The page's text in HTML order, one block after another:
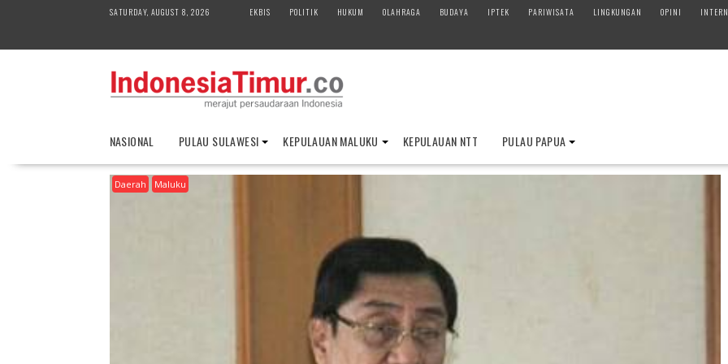
SATURDAY, AUGUST 8, 2026 EKBIS POLITIK HUKUM OLAHRAGA BUDAYA IPTEK PARIWISATA LINGKUNGAN OPINI
NASIONAL PULAU SULAWESI KEPULAUAN MALUKU KEPULAUAN NTT PULAU PAPUA
Daerah Maluku